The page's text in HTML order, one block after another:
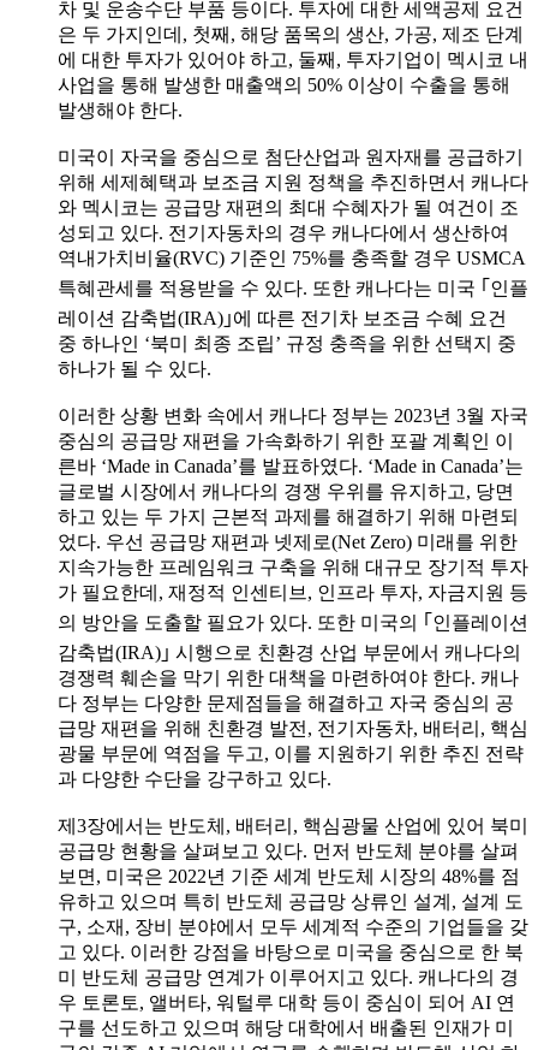
차 및 운송수단 부품 등이다. 투자에 대한 세액공제 요건
은 두 가지인데, 첫째, 해당 품목의 생산, 가공, 제조 단계
에 대한 투자가 있어야 하고, 둘째, 투자기업이 멕시코 내
사업을 통해 발생한 매출액의 50% 이상이 수출을 통해
발생해야 한다.
미국이 자국을 중심으로 첨단산업과 원자재를 공급하기
위해 세제혜택과 보조금 지원 정책을 추진하면서 캐나다
와 멕시코는 공급망 재편의 최대 수혜자가 될 여건이 조
성되고 있다. 전기자동차의 경우 캐나다에서 생산하여
역내가치비율(RVC) 기준인 75%를 충족할 경우 USMCA
특혜관세를 적용받을 수 있다. 또한 캐나다는 미국 ｢인플
레이션 감축법(IRA)｣에 따른 전기차 보조금 수혜 요건
중 하나인 ‘북미 최종 조립’ 규정 충족을 위한 선택지 중
하나가 될 수 있다.
이러한 상황 변화 속에서 캐나다 정부는 2023년 3월 자국
중심의 공급망 재편을 가속화하기 위한 포괄 계획인 이
른바 ‘Made in Canada’를 발표하였다. ‘Made in Canada’는
글로벌 시장에서 캐나다의 경쟁 우위를 유지하고, 당면
하고 있는 두 가지 근본적 과제를 해결하기 위해 마련되
었다. 우선 공급망 재편과 넷제로(Net Zero) 미래를 위한
지속가능한 프레임워크 구축을 위해 대규모 장기적 투자
가 필요한데, 재정적 인센티브, 인프라 투자, 자금지원 등
의 방안을 도출할 필요가 있다. 또한 미국의 ｢인플레이션
감축법(IRA)｣ 시행으로 친환경 산업 부문에서 캐나다의
경쟁력 훼손을 막기 위한 대책을 마련하여야 한다. 캐나
다 정부는 다양한 문제점들을 해결하고 자국 중심의 공
급망 재편을 위해 친환경 발전, 전기자동차, 배터리, 핵심
광물 부문에 역점을 두고, 이를 지원하기 위한 추진 전략
과 다양한 수단을 강구하고 있다.
제3장에서는 반도체, 배터리, 핵심광물 산업에 있어 북미
공급망 현황을 살펴보고 있다. 먼저 반도체 분야를 살펴
보면, 미국은 2022년 기준 세계 반도체 시장의 48%를 점
유하고 있으며 특히 반도체 공급망 상류인 설계, 설계 도
구, 소재, 장비 분야에서 모두 세계적 수준의 기업들을 갖
고 있다. 이러한 강점을 바탕으로 미국을 중심으로 한 북
미 반도체 공급망 연계가 이루어지고 있다. 캐나다의 경
우 토론토, 앨버타, 워털루 대학 등이 중심이 되어 AI 연
구를 선도하고 있으며 해당 대학에서 배출된 인재가 미